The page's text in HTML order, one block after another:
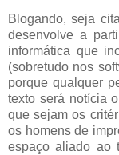
Blogando, seja
desenvolve a
informática que
(sobretudo nos
porque qualquer
texto será notícia
que sejam os
os homens de
espaço aliado ao